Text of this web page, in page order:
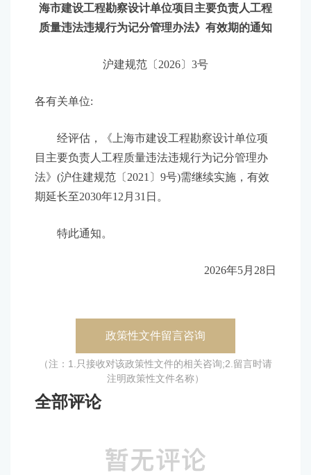
海市建设工程勘察设计单位项目主要负责人工程
质量违法违规行为记分管理办法》有效期的通知
沪建规范〔2026〕3号
各有关单位:
经评估，《上海市建设工程勘察设计单位项
目主要负责人工程质量违法违规行为记分管理办
法》(沪住建规范〔2021〕9号)需继续实施，有效
期延长至2030年12月31日。
特此通知。
2026年5月28日
政策性文件留言咨询
（注：1.只接收对该政策性文件的相关咨询;2.留言时请
注明政策性文件名称）
全部评论